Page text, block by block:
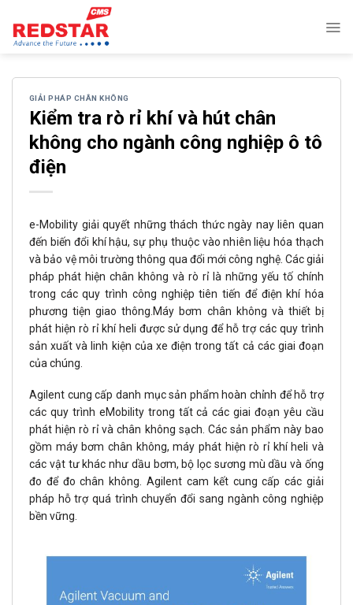
content
GIẢI PHÁP CHÂN KHÔNG
Kiểm tra rò rỉ khí và hút chân
không cho ngành công nghiệp ô tô
điện
e-Mobility giải quyết những thách thức ngày nay liên quan
đến biến đổi khí hậu, sự phụ thuộc vào nhiên liệu hóa thạch
và bảo vệ môi trường thông qua đổi mới công nghệ. Các giải
pháp phát hiện chân không và rò rỉ là những yếu tố chính
trong các quy trình công nghiệp tiên tiến để điện khí hóa
phương tiện giao thông.Máy bơm chân không và thiết bị
phát hiện rò rỉ khí heli được sử dụng để hỗ trợ các quy trình
sản xuất và linh kiện của xe điện trong tất cả các giai đoạn
của chúng.
Agilent cung cấp danh mục sản phẩm hoàn chỉnh để hỗ trợ
các quy trình eMobility trong tất cả các giai đoạn yêu cầu
phát hiện rò rỉ và chân không sạch. Các sản phẩm này bao
gồm máy bơm chân không, máy phát hiện rò rỉ khí heli và
các vật tư khác như dầu bơm, bộ lọc sương mù dầu và ống
đo để đo chân không. Agilent cam kết cung cấp các giải
pháp hỗ trợ quá trình chuyển đổi sang ngành công nghiệp
bền vững.